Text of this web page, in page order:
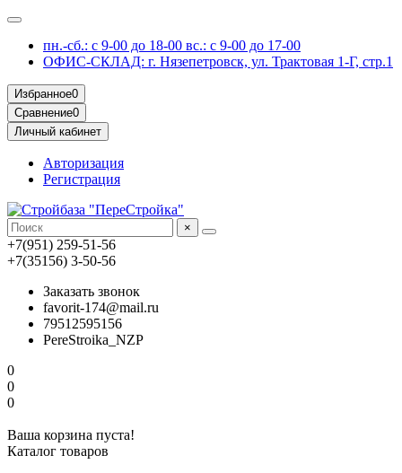
пн.-сб.: с 9-00 до 18-00 вс.: с 9-00 до 17-00
ОФИС-СКЛАД: г. Нязепетровск, ул. Трактовая 1-Г, стр.1
Избранное0
Сравнение0
Личный кабинет
Авторизация
Регистрация
×
+7(951) 259-51-56
+7(35156) 3-50-56
Заказать звонок
favorit-174@mail.ru
79512595156
PereStroika_NZP
0
0
0
Ваша корзина пуста!
Каталог товаров